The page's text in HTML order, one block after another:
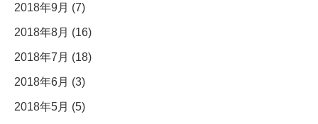
2018年9月 (7)
2018年8月 (16)
2018年7月 (18)
2018年6月 (3)
2018年5月 (5)